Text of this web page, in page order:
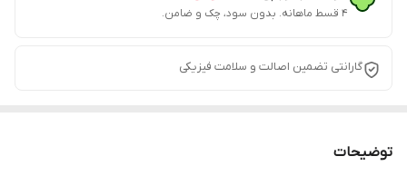
۴ قسط ماهانه. بدون سود، چک و ضامن.
گارانتی تضمین اصالت و سلامت فیزیکی
توضیحات